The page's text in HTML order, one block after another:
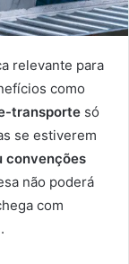
relevante para
como
transporte só
se estiverem
convenções
não poderá
com